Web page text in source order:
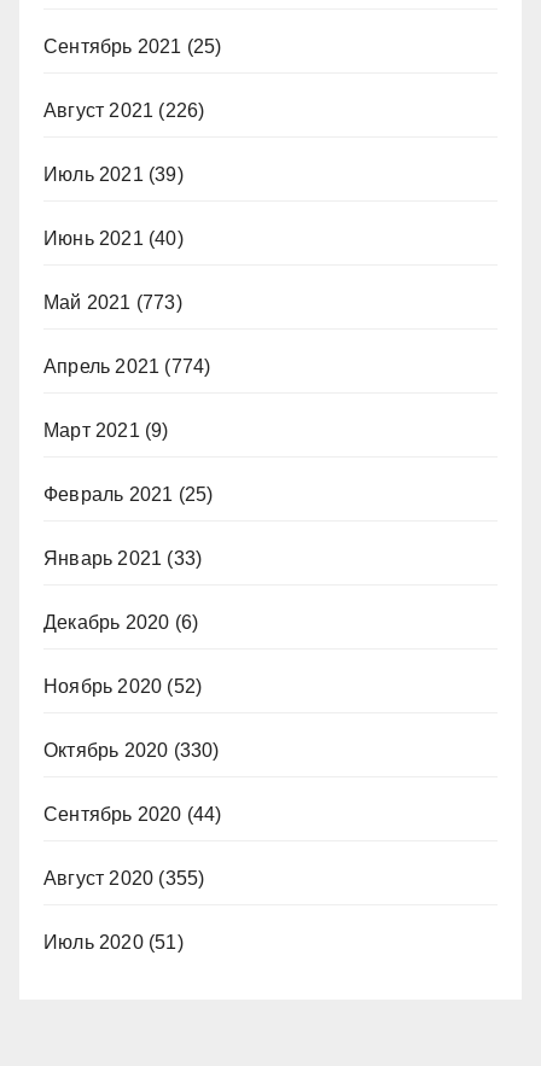
Сентябрь 2021 (25)
Август 2021 (226)
Июль 2021 (39)
Июнь 2021 (40)
Май 2021 (773)
Апрель 2021 (774)
Март 2021 (9)
Февраль 2021 (25)
Январь 2021 (33)
Декабрь 2020 (6)
Ноябрь 2020 (52)
Октябрь 2020 (330)
Сентябрь 2020 (44)
Август 2020 (355)
Июль 2020(51)